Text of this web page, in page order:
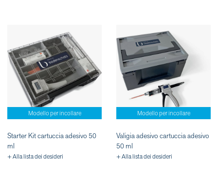
Modello per incollare
Starter Kit cartuccia adesivo 50
ml
+ Alla lista dei desideri
Modello per incollare
Valigia adesivo cartuccia adesivo
50 ml
+ Alla lista dei desideri